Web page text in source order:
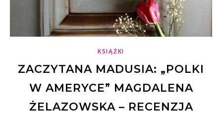
KSIĄŻKI
ZACZYTANA MADUSIA: „POLKI
W AMERYCE” MAGDALENA
ŻELAZOWSKA – RECENZJA